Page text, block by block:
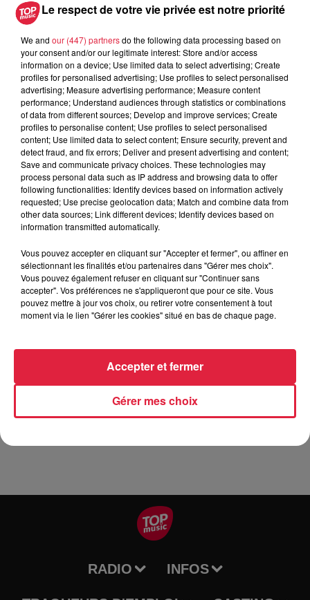
13 novembre 2021 à 0h00
au13 novembre 2021 à 0h00
Lieu Gundershoffen
Organisateur
Sophie Steinmetz
0680004450
sophie.steinmetz@yahoo.fr
Tarif Gratuit
80. Lors de cette soirée vous pourrez vous restaurer (tarte
peps.gunder@gmail.com ou par téléphone au
RADIO INFOS
Le respect de votre vie privée est notre priorité
We and our (447) partnersdo the following data processing based on
your consent and/or our legitimate interest: Store and/or access
information on a device; Use limited data to select advertising; Create
profiles for personalised advertising; Use profiles to select personalised
advertising; Measure advertising performance; Measure content
performance; Understand audiences through statistics or combinations
of data from different sources; Develop and improve services; Create
profiles to personalise content; Use profiles to select personalised
content; Use limited data to select content; Ensure security, prevent and
detect fraud, and fix errors; Deliver and present advertising and content;
Save and communicate privacy choices. These technologies may
process personal data such as IP address and browsing data to offer
following functionalities: Identify devices based on information actively
requested; Use precise geolocation data; Match and combine data from
other data sources; Link different devices; Identify devices based on
information transmitted automatically.
Vous pouvez accepter en cliquant sur "Accepter et fermer", ou affiner en
sélectionnant les finalités et/ou partenaires dans "Gérer mes choix".
Vous pouvez également refuser en cliquant sur "Continuer sans
accepter". Vos préférences ne s'appliqueront que pour ce site. Vous
pouvez mettre à jour vos choix, ou retirer votre consentement à tout
moment via le lien "Gérer les cookies" situé en bas de chaque page.
Gérer mes choix
Accepter et fermer